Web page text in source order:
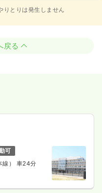
りとりは発生しません
戻る
可
線） 車24分